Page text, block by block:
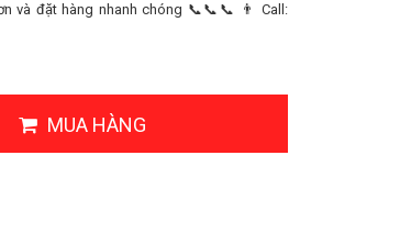
và đặt hàng nhanh chóng 📞📞📞 👨 Call:
MUA HÀNG